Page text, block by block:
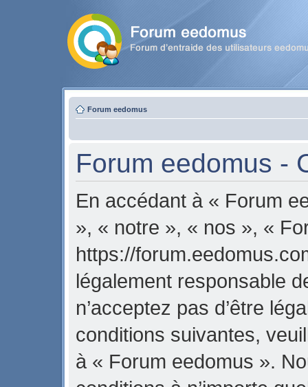
Forum eedomus
Forum eedomus -
En accédant à « Forum
», « notre », « nos », «
https://
légalement responsable
n’acceptez pas d’être
conditions suivantes,
à « Forum eedomus ».